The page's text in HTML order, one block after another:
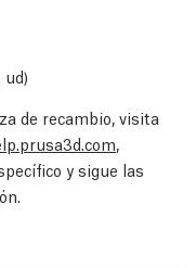
ud​​)
de recambio, visita
,
y sigue las